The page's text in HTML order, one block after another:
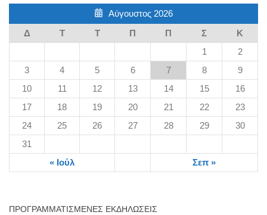
Αύγουστος 2026
Δ
Τ Τ Π Π Σ
Κ
1
2
3
4 5 6 7 8
9
10
11 12 13 14 15
16
17
18 19 20 21 22
23
24
25 26 27 28 29
30
31
« Ιούλ
Σεπ »
ΠΡΟΓΡΑΜΜΑΤΙΣΜΈΝΕΣ ΕΚΔΗΛΏΣΕΙΣ